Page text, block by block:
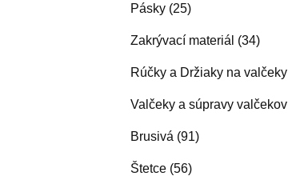
Pásky (25)
Zakrývací materiál (34)
Rúčky a Držiaky na valčeky
Valčeky a súpravy valčekov
Brusivá (91)
Štetce (56)